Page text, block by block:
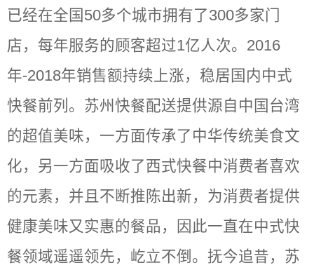
已经在全国50多个城市拥有了300多家门
店，每年服务的顾客超过1亿人次。2016
年-2018年销售额持续上涨，稳居国内中式
快餐前列。苏州快餐配送提供源自中国台湾
的超值美味，一方面传承了中华传统美食文
化，另一方面吸收了西式快餐中消费者喜欢
的元素，并且不断推陈出新，为消费者提供
健康美味又实惠的餐品，因此一直在中式快
餐领域遥遥领先，屹立不倒。抚今追昔，苏